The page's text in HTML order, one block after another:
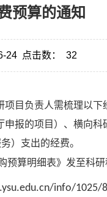
预算的通知
24 点击数： 32
项目负责人需梳理以下
报的项目）、横向科
）支出的经费。
预算明细表》发至科研
info/1025/